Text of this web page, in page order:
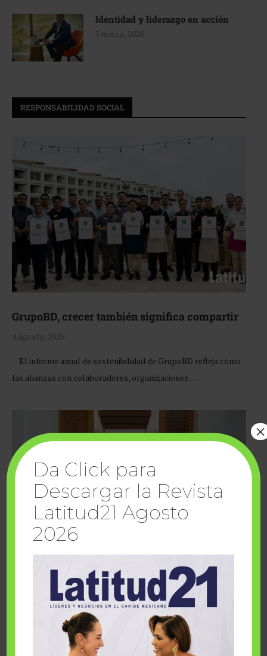
Identidad y liderazgo en acción
7 marzo, 2026
RESPONSABILIDAD SOCIAL
GrupoBD, crecer también significa compartir
4 agosto, 2026
El informe anual de sostenibilidad de GrupoBD refleja cómo
las alianzas con colaboradores, organizaciones …
Cuando la solidaridad inspira; cumplen
sueños Fairmont Mayakoba y Make-A-Wish
Da Click para
Descargar la Revista
Latitud21 Agosto
2026
×